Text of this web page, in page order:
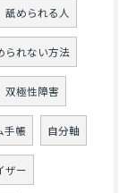
舐められる人
られない方法
双極性障害
手帳 自分軸
ザー